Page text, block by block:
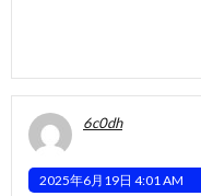
6c0dh
2025年6月19日 4:01 AM